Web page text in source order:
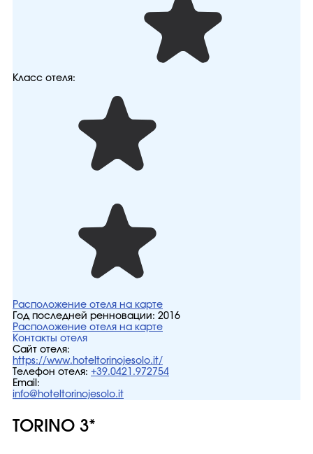
Класс отеля:
Расположение отеля на карте
Год последней ренновации: 2016
Расположение отеля на карте
Контакты отеля
Сайт отеля:
https://www.hoteltorinojesolo.it/
Телефон отеля: +39.0421.972754
Email:
info@hoteltorinojesolo.it
TORINO 3*